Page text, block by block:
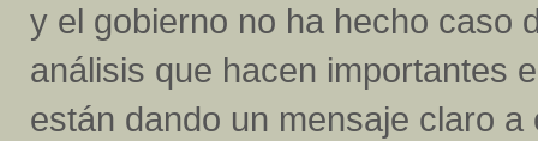
y el gobierno no ha hecho caso
análisis que hacen importantes
están dando un mensaje claro